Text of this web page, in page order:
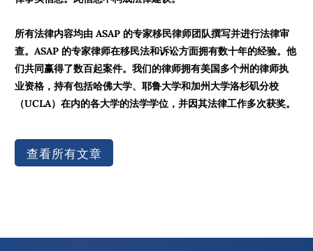
所有法律内容均由 ASAP 的专家移民律师团队撰写并进行法律审
查。ASAP 的专家律师在移民法和诉讼方面拥有数十年的经验。他
们共同赢得了数百起案件。我们的律师拥有美国多个州的律师执
业资格，持有包括哈佛大学、耶鲁大学和加州大学洛杉矶分校
（UCLA）在内的各大学的法学学位，并因其法律工作多次获奖。
查看所有文章